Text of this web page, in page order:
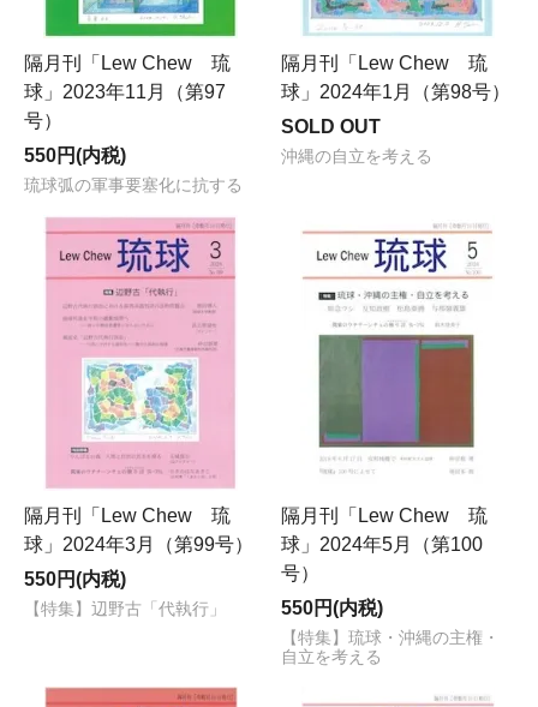
隔月刊「Lew Chew 琉
球」2023年11月（第97
号）
550円(内税)
琉球弧の軍事要塞化に抗する
隔月刊「Lew Chew 琉
球」2024年1月（第98号）
SOLD OUT
沖縄の自立を考える
隔月刊「Lew Chew 琉
球」2024年3月（第99号）
550円(内税)
【特集】辺野古「代執行」
隔月刊「Lew Chew 琉
球」2024年5月（第100
号）
550円(内税)
【特集】琉球・沖縄の主権・
自立を考える